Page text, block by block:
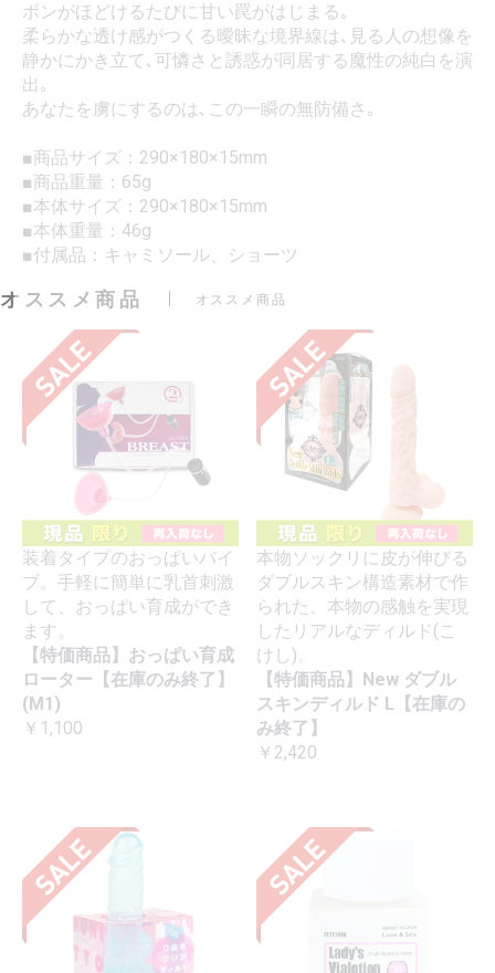
ボンがほどけるたびに甘い罠がはじまる｡
柔らかな透け感がつくる曖昧な境界線は､見る人の想像を
静かにかき立て､可憐さと誘惑が同居する魔性の純白を演
出｡
あなたを虜にするのは､この一瞬の無防備さ｡
■商品サイズ：290×180×15mm
■商品重量：65g
■本体サイズ：290×180×15mm
■本体重量：46g
■付属品：キャミソール、ショーツ
オススメ商品 オススメ商品
装着タイプのおっぱいバイ
ブ。手軽に簡単に乳首刺激
して、おっぱい育成ができ
ます。
【特価商品】おっぱい育成
ローター【在庫のみ終了】
(M1)
￥1,100
本物ソックリに皮が伸びる
ダブルスキン構造素材で作
られた、本物の感触を実現
したリアルなディルド(こ
けし)。
【特価商品】New ダブル
スキンディルド L【在庫の
み終了】
￥2,420